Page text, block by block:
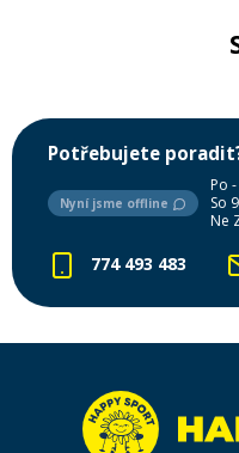
Potřebujete
Nyní jsme offline
Po
So
Ne
774 493 483